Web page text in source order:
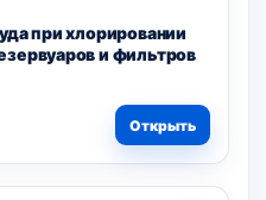
при хлорировании
и фильтров
Открыть